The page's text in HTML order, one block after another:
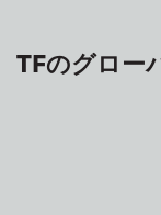
TFのグロー